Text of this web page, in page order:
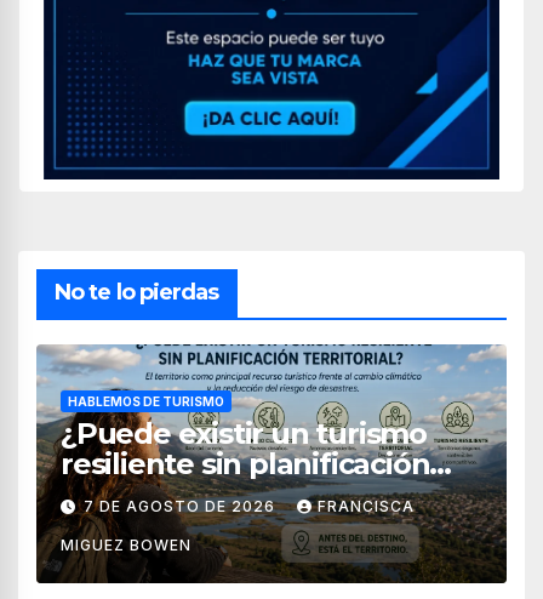
No te lo pierdas
HABLEMOS DE TURISMO
¿Puede existir un turismo
resiliente sin planificación
territorial?
7 DE AGOSTO DE 2026 FRANCISCA
MIGUEZ BOWEN